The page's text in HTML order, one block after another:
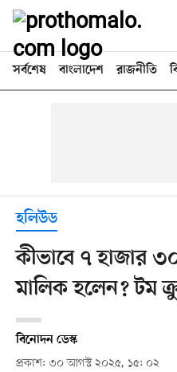
সর্বশেষ বাংলাদেশ রাজনীতি
হলিউড
কীভাবে ৭ হাজার
মালিক হলেন? টম
বিনোদন ডেস্ক
প্রকাশ: ৩০ আগস্ট ২০২৫, ১৫: ০২